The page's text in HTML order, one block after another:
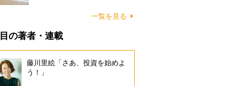
一覧を見る
の著者・連載
藤川里絵「さあ、投資を始めよ
う！」